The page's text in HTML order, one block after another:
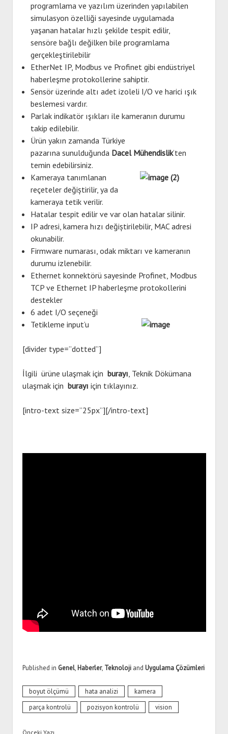
programlama ve yazılım üzerinden yapılabilen
simulasyon özelliği sayesinde uygulamada
yaşanan hatalar hızlı şekilde tespit edilir,
sensöre bağlı değilken bile programlama
gerçekleştirilebilir
EtherNet IP, Modbus ve Profinet gibi endüstriyel
haberleşme protokollerine sahiptir.
Sensör üzerinde altı adet izoleli I/O ve harici ışık
beslemesi vardır.
Parlak indikatör ışıkları ile kameranın durumu
takip edilebilir.
Ürün yakın zamanda Türkiye
pazarına sunulduğunda Dacel Mühendislik‘ten
temin edebilirsiniz.
Kameraya tanımlanan
reçeteler değiștirilir, ya da
kameraya tetik verilir.
Hatalar tespit edilir ve var olan hatalar silinir.
IP adresi, kamera hızı değiștirilebilir, MAC adresi
okunabilir.
Firmware numarası, odak miktarı ve kameranın
durumu izlenebilir.
Ethernet konnektörü sayesinde Profinet, Modbus
TCP ve Ethernet IP haberleşme protokollerini
destekler
6 adet I/O seçeneği
Tetikleme input’u
[divider type=”dotted”]
İlgili ürüne ulaşmak için burayı, Teknik Dökümana
ulaşmak için burayı için tıklayınız.
[intro-text size=”25px”][/intro-text]
Published in Genel, Haberler, Teknolojiand Uygulama Çözümleri
boyut ölçümü hata analizi
kamera
parça kontrolü
pozisyon kontrolü vision
Önceki Yazı